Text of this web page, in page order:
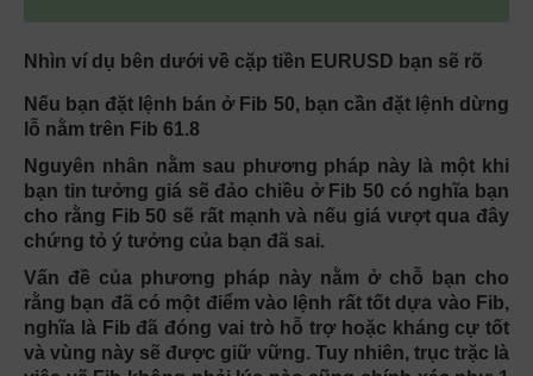
Nhìn ví dụ bên dưới về cặp tiền EURUSD bạn sẽ rõ
Nếu bạn đặt lệnh bán ở Fib 50, bạn cần đặt lệnh dừng
lỗ nằm trên Fib 61.8
Nguyên nhân nằm sau phương pháp này là một khi
bạn tin tưởng giá sẽ đảo chiều ở Fib 50 có nghĩa bạn
cho rằng Fib 50 sẽ rất mạnh và nếu giá vượt qua đây
chứng tỏ ý tưởng của bạn đã sai.
Vấn đề của phương pháp này nằm ở chỗ bạn cho
rằng bạn đã có một điểm vào lệnh rất tốt dựa vào Fib,
nghĩa là Fib đã đóng vai trò hỗ trợ hoặc kháng cự tốt
và vùng này sẽ được giữ vững. Tuy nhiên, trục trặc là